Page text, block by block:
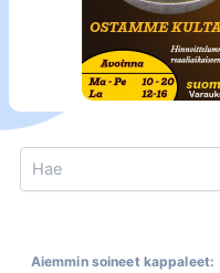
Search
Aiemmin soineet kappaleet: